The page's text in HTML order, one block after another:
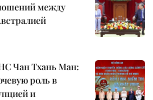
между
Чан Тхань Ман:
роль в
и